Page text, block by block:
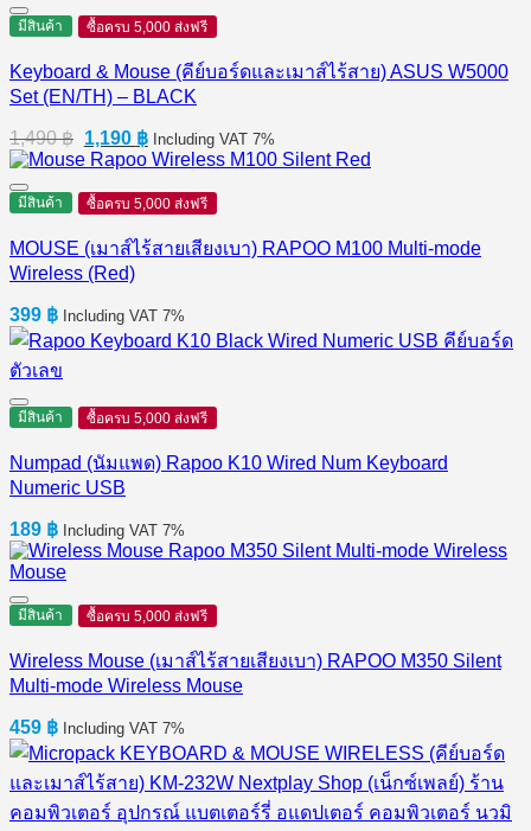
มีสินค้า ซื้อครบ 5,000 ส่งฟรี
Keyboard & Mouse (คีย์บอร์ดและเมาส์ไร้สาย) ASUS W5000
Set (EN/TH) – BLACK
1,490฿ Original
price
1,490 ฿.
1,190 ฿Current
price
1,190 ฿.
Including VAT 7%
มีสินค้า ซื้อครบ 5,000 ส่งฟรี
MOUSE (เมาส์ไร้สายเสียงเบา) RAPOO M100 Multi-mode
Wireless (Red)
399 ฿ Including VAT 7%
มีสินค้า ซื้อครบ 5,000 ส่งฟรี
Numpad (นัมแพด) Rapoo K10 Wired Num Keyboard
Numeric USB
189 ฿ Including VAT 7%
มีสินค้า ซื้อครบ 5,000 ส่งฟรี
Wireless Mouse (เมาส์ไร้สายเสียงเบา) RAPOO M350 Silent
Multi-mode Wireless Mouse
459 ฿ Including VAT 7%